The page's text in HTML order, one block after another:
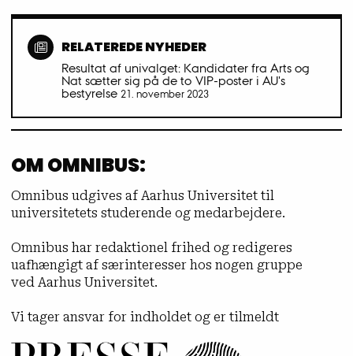
RELATEREDE NYHEDER
Resultat af univalget: Kandidater fra Arts og
Nat sætter sig på de to VIP-poster i AU's
bestyrelse 21. november 2023
OM OMNIBUS:
Omnibus udgives af Aarhus Universitet til
universitetets studerende og medarbejdere.
Omnibus har redaktionel frihed og redigeres
uafhængigt af særinteresser hos nogen gruppe
ved Aarhus Universitet.
Vi tager ansvar for indholdet og er tilmeldt